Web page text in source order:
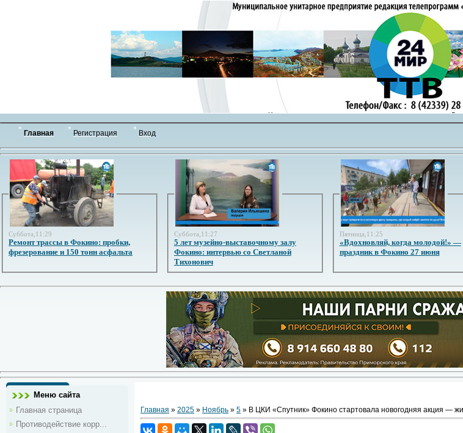
Главная Регистрация Вход
Суббота,11:29
Ремонт трассы в Фокино: пробки,
фрезерование и 150 тонн асфальта
Суббота,11:27
5 лет музейно-выставочному залу
Фокино: интервью со Светланой
Тихонович
Пятница,11:25
«Вдохновляй, когда молодой!» —
праздник в Фокино 27 июня
Меню сайта
Главная страница
Противодействие корр...
Главная » 2025 » Ноябрь » 5 » В ЦКИ «Спутник» Фокино стартовала новогодняя акция —